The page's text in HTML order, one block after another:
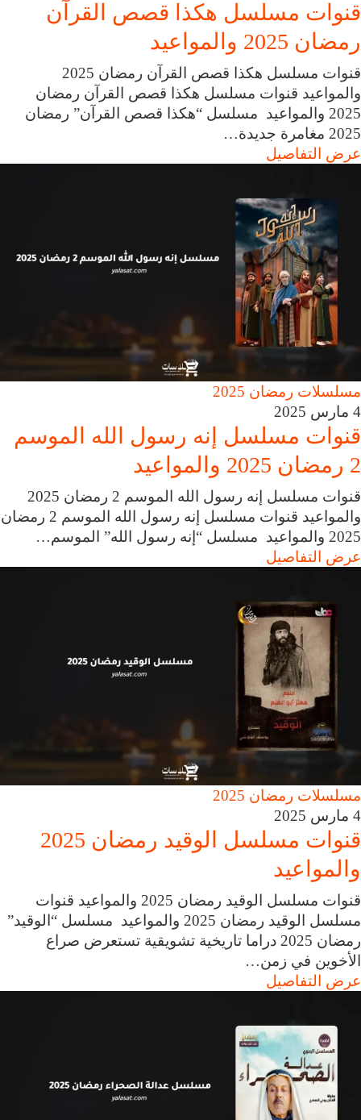
قنوات مسلسل هكذا قصص القرآن
رمضان 2025 والمواعيد
قنوات مسلسل هكذا قصص القرآن رمضان 2025
والمواعيد قنوات مسلسل هكذا قصص القرآن رمضان
2025 والمواعيد مسلسل “هكذا قصص القرآن” رمضان
2025 مغامرة جديدة…
عرض التفاصيل
مسلسلات رمضان 2025
4 مارس 2025
قنوات مسلسل إنه رسول الله الموسم
2 رمضان 2025 والمواعيد
قنوات مسلسل إنه رسول الله الموسم 2 رمضان 2025
والمواعيد قنوات مسلسل إنه رسول الله الموسم 2 رمضان
2025 والمواعيد مسلسل “إنه رسول الله” الموسم…
عرض التفاصيل
مسلسلات رمضان 2025
4 مارس 2025
قنوات مسلسل الوقيد رمضان 2025
والمواعيد
قنوات مسلسل الوقيد رمضان 2025 والمواعيد قنوات
مسلسل الوقيد رمضان 2025 والمواعيد مسلسل “الوقيد”
رمضان 2025 دراما تاريخية تشويقية تستعرض صراع
الأخوين في زمن…
عرض التفاصيل